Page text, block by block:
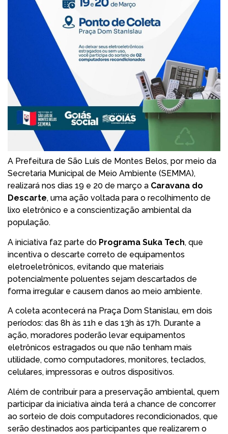
A Prefeitura de São Luís de Montes Belos, por meio da
Secretaria Municipal de Meio Ambiente (SEMMA),
realizará nos dias 19 e 20 de março a Caravana do
Descarte, uma ação voltada para o recolhimento de
lixo eletrônico e a conscientização ambiental da
população.
A iniciativa faz parte do Programa Suka Tech, que
incentiva o descarte correto de equipamentos
eletroeletrônicos, evitando que materiais
potencialmente poluentes sejam descartados de
forma irregular e causem danos ao meio ambiente.
A coleta acontecerá na Praça Dom Stanislau, em dois
períodos: das 8h às 11h e das 13h às 17h. Durante a
ação, moradores poderão levar equipamentos
eletrônicos estragados ou que não tenham mais
utilidade, como computadores, monitores, teclados,
celulares, impressoras e outros dispositivos.
Além de contribuir para a preservação ambiental, quem
participar da iniciativa ainda terá a chance de concorrer
ao sorteio de dois computadores recondicionados, que
serão destinados aos participantes que realizarem o